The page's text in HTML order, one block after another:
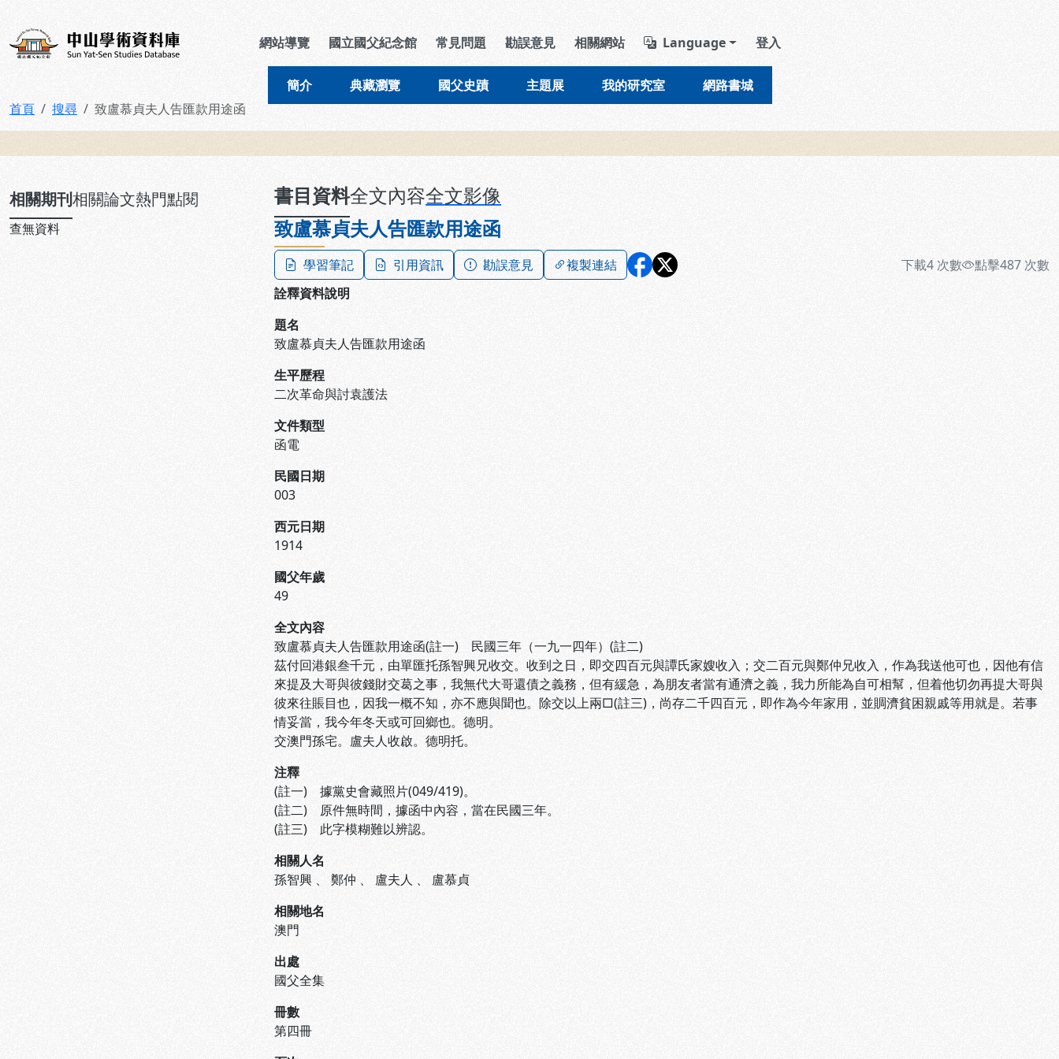
中山學術資料庫 導覽列區塊
網站導覽 國立國父紀念館 常見問題 勘誤意見 相關網站 Language 登入
簡介 典藏瀏覽 國父史蹟 主題展 我的研究室 網路書城
首頁 搜尋 致盧慕貞夫人告匯款用途函
相關期刊相關論文熱門點閱
查無資料
書目資料全文內容全文影像
致盧慕貞夫人告匯款用途函
學習筆記 引用資訊 勘誤意見 複製連結 下載4 次數 點擊487 次數
詮釋資料說明
題名
致盧慕貞夫人告匯款用途函
生平歷程
二次革命與討袁護法
文件類型
函電
民國日期
003
西元日期
1914
國父年歲
49
全文內容
致盧慕貞夫人告匯款用途函(註一) 民國三年（一九一四年）(註二)
茲付回港銀叁千元，由單匯托孫智興兄收交。收到之日，即交四百元與譚氏家嫂收入；交二百元與鄭仲兄收入，作為我送他可也，因他有信
來提及大哥與彼錢財交葛之事，我無代大哥還債之義務，但有緩急，為朋友者當有通濟之義，我力所能為自可相幫，但着他切勿再提大哥與
彼來往賬目也，因我一概不知，亦不應與聞也。除交以上兩□(註三)，尚存二千四百元，即作為今年家用，並賙濟貧困親戚等用就是。若事
情妥當，我今年冬天或可回鄉也。德明。
交澳門孫宅。盧夫人收啟。德明托。
注釋
(註一) 據黨史會藏照片(049/419)。
(註二) 原件無時間，據函中內容，當在民國三年。
(註三) 此字模糊難以辨認。
相關人名
孫智興 、 鄭仲 、 盧夫人 、 盧慕貞
相關地名
澳門
出處
國父全集
冊數
第四冊